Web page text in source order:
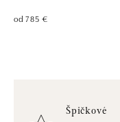
od 785 €
Špičkové